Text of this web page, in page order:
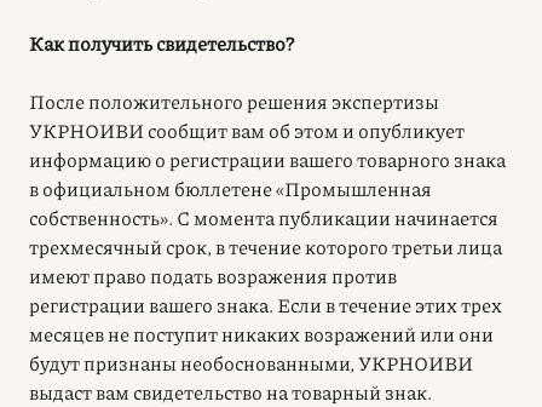
Как получить свидетельство?
После положительного решения экспертизы
УКРНОИВИ сообщит вам об этом и опубликует
информацию о регистрации вашего товарного знака
в официальном бюллетене «Промышленная
собственность». С момента публикации начинается
трехмесячный срок, в течение которого третьи лица
имеют право подать возражения против
регистрации вашего знака. Если в течение этих трех
месяцев не поступит никаких возражений или они
будут признаны необоснованными, УКРНОИВИ
выдаст вам свидетельство на товарный знак.